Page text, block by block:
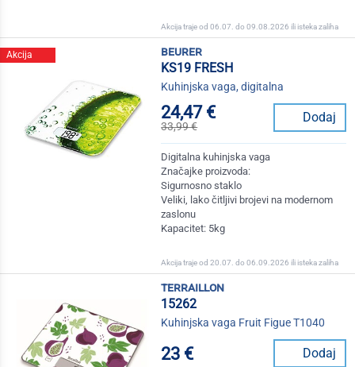
Akcija traje od 06.07. do 09.08.2026 ili isteka zaliha
Akcija
beurer
KS19 FRESH
Kuhinjska vaga, digitalna
24,47 €
33,99 €
Dodaj
Digitalna kuhinjska vaga
Značajke proizvoda:
Sigurnosno staklo
Veliki, lako čitljivi brojevi na modernom
zaslonu
Kapacitet: 5kg
Akcija traje od 20.07. do 06.09.2026 ili isteka zaliha
terraillon
15262
Kuhinjska vaga Fruit Figue T1040
23 € Dodaj